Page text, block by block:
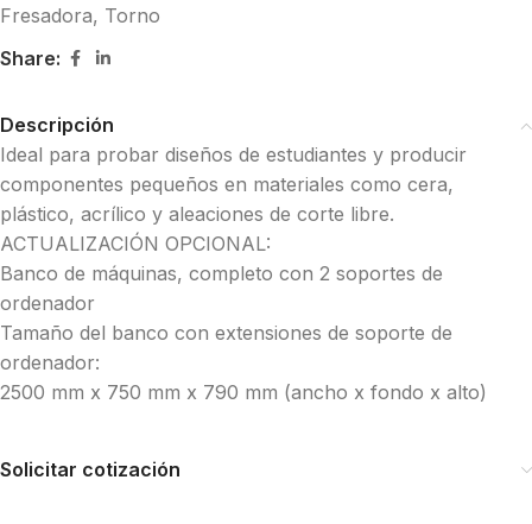
Fresadora, Torno
Share:
Descripción
Ideal para probar diseños de estudiantes y producir
componentes pequeños en materiales como cera,
plástico, acrílico y aleaciones de corte libre.
ACTUALIZACIÓN OPCIONAL:
Banco de máquinas, completo con 2 soportes de
ordenador
Tamaño del banco con extensiones de soporte de
ordenador:
2500 mm x 750 mm x 790 mm (ancho x fondo x alto)
Solicitar cotización